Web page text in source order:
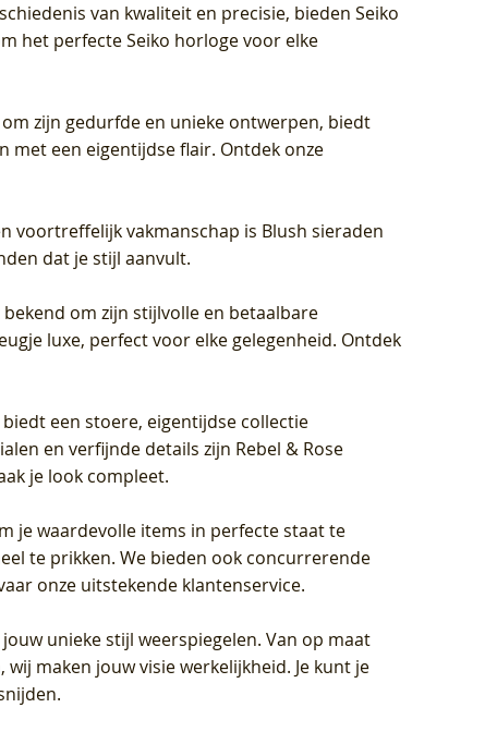
van kwaliteit en precisie, bieden Seiko
het perfecte Seiko horloge voor elke
zijn gedurfde en unieke ontwerpen, biedt
een eigentijdse flair. Ontdek onze
voortreffelijk vakmanschap is Blush sieraden
dat je stijl aanvult.
om zijn stijlvolle en betaalbare
luxe, perfect voor elke gelegenheid. Ontdek
een stoere, eigentijdse collectie
en verfijnde details zijn Rebel & Rose
je look compleet.
je waardevolle items in perfecte staat te
te prikken. We bieden ook concurrerende
onze uitstekende klantenservice.
unieke stijl weerspiegelen. Van op maat
maken jouw visie werkelijkheid. Je kunt je